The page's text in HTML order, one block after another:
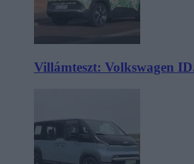
Villámteszt: Volkswagen